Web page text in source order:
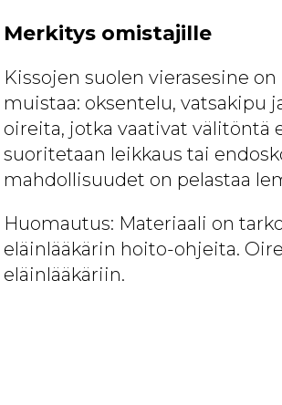
Merkitys omistajille
Kissojen suolen vierasesine
muistaa: oksentelu, vatsakipu
oireita, jotka vaativat välitöntä
suoritetaan leikkaus tai
mahdollisuudet on pelastaa
Huomautus: Materiaali on
eläinlääkärin hoito-ohjeita.
eläinlääkäriin.